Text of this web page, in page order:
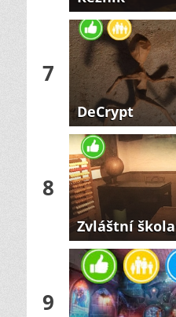
7
DeCrypt
8
Zvláštní škola
9